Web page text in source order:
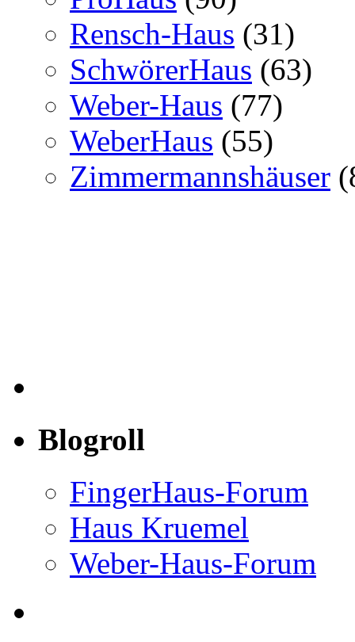
Rensch-Haus (31)
SchwörerHaus (63)
Weber-Haus (77)
WeberHaus (55)
Zimmermannshäuser
Blogroll
FingerHaus-Forum
Haus Kruemel
Weber-Haus-Forum